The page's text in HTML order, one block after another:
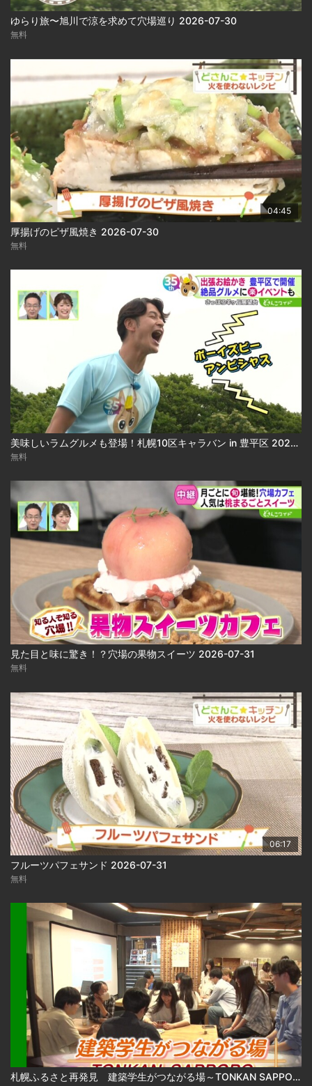
ゆらり旅〜旭川で涼を求めて穴場巡り 2026-07-30
無料
04:45
厚揚げのピザ風焼き 2026-07-30
無料
美味しいラムグルメも登場！札幌10区キャラバン in 豊平区 2026-07-31
無料
見た目と味に驚き！？穴場の果物スイーツ 2026-07-31
無料
06:17
フルーツパフェサンド 2026-07-31
無料
札幌ふるさと再発見 建築学生がつながる場～TONKAN SAPPORO～2026年8月1日放送